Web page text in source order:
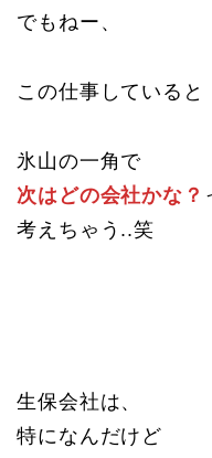
でもねー、
この仕事していると
氷山の一角で
次はどの会社かな？
考えちゃう..笑
生保会社は、
特になんだけど